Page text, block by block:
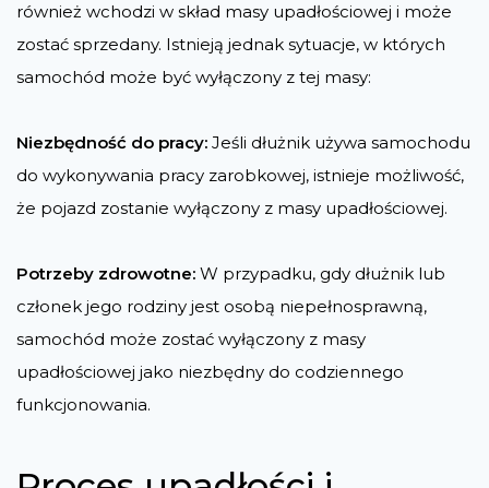
również wchodzi w skład masy upadłościowej i może
zostać sprzedany. Istnieją jednak sytuacje, w których
samochód może być wyłączony z tej masy:
Niezbędność do pracy: Jeśli dłużnik używa samochodu
do wykonywania pracy zarobkowej, istnieje możliwość,
że pojazd zostanie wyłączony z masy upadłościowej​​.
Potrzeby zdrowotne: W przypadku, gdy dłużnik lub
członek jego rodziny jest osobą niepełnosprawną,
samochód może zostać wyłączony z masy
upadłościowej jako niezbędny do codziennego
funkcjonowania​.